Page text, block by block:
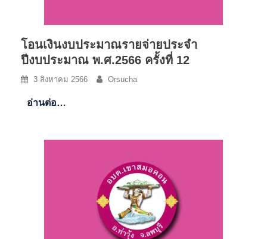
โอนเงินงบประมาณรายจ่ายประจำ
ปีงบประมาณ พ.ศ.2566 ครั้งที่ 12
3 สิงหาคม 2566 Orsucha
อ่านต่อ…